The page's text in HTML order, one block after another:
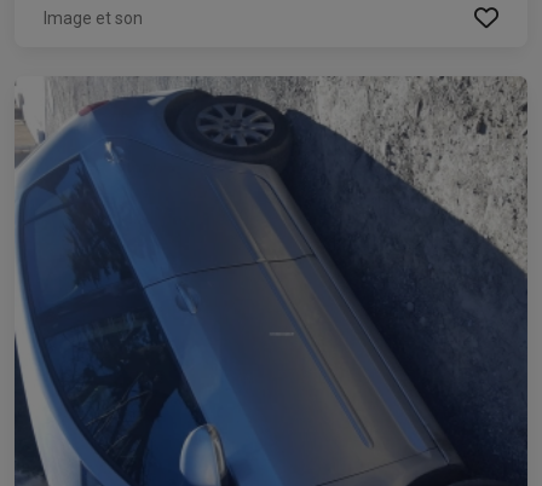
Image et son